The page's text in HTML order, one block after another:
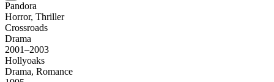
Pandora
Horror, Thriller
Crossroads
Drama
2001–2003
Hollyoaks
Drama, Romance